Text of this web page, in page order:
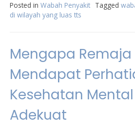
Posted in Wabah Penyakit Tagged
di wilayah yang luas tts
Mengapa Remaja
Mendapat
Kesehatan
Adekuat